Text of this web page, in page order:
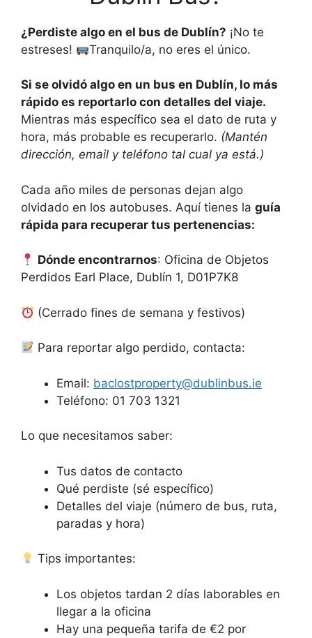
¿Perdiste algo en el bus de Dublín? ¡No te
estreses!
Tranquilo/a, no eres el único.
Si se olvidó algo en un bus en Dublín, lo más
rápido es reportarlo con detalles del viaje.
Mientras más específico sea el dato de ruta y
hora, más probable es recuperarlo. (Mantén
dirección, email y teléfono tal cual ya está.)
Cada año miles de personas dejan algo
olvidado en los autobuses. Aquí tienes la guía
rápida para recuperar tus pertenencias:
Dónde encontrarnos: Oficina de Objetos
Perdidos Earl Place, Dublín 1, D01P7K8
(Cerrado fines de semana y festivos)
Para reportar algo perdido, contacta:
Email: baclostproperty@dublinbus.ie
Teléfono: 01 703 1321
Lo que necesitamos saber:
Tus datos de contacto
Qué perdiste (sé específico)
Detalles del viaje (número de bus, ruta,
paradas y hora)
Tips importantes:
Los objetos tardan 2 días laborables en
llegar a la oficina
Hay una pequeña tarifa de €2 por